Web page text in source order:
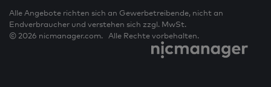
Alle Angebote richten sich an Gewerbetreibende, nicht an
Endverbraucher und verstehen sich zzgl. MwSt.
© 2026 nicmanager.com. Alle Rechte vorbehalten.